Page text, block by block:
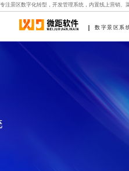
专注景区数字化转型，开发管理系统，内置线上营销
数字景区系